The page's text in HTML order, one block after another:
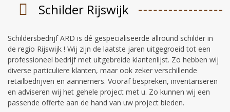
Schilder Rijswijk
Schildersbedrijf ARD is dé gespecialiseerde allround schilder in
de regio Rijswijk ! Wij zijn de laatste jaren uitgegroeid tot een
professioneel bedrijf met uitgebreide klantenlijst. Zo hebben wij
diverse particuliere klanten, maar ook zeker verschillende
retailbedrijven en aannemers. Vooraf bespreken, inventariseren
en adviseren wij het gehele project met u. Zo kunnen wij een
passende offerte aan de hand van uw project bieden.